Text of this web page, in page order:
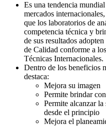
Es una tendencia
mercados
que los laboratorios de
competencia técnica y
de sus resultados
de Calidad conforme a
Técnicas Internacionales.
Dentro de los beneficios
destaca:
Mejora su imagen
Permite brindar
Permite alcanzar
desde el principio
Mejora el